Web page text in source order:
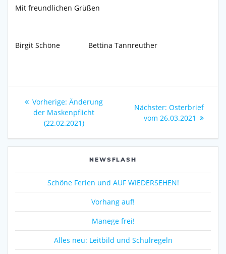
Mit freundlichen Grüßen
Birgit Schöne Bettina Tannreuther
Beitragsnavigation
Vorherige: Vorheriger
Beitrag:
Änderung
der Maskenpflicht
(22.02.2021)
Nächster: Nächster
Beitrag:
Osterbrief
vom 26.03.2021
NEWSFLASH
Schöne Ferien und AUF WIEDERSEHEN!
Vorhang auf!
Manege frei!
Alles neu: Leitbild und Schulregeln